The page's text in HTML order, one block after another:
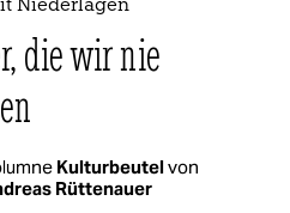
Niederlagen
die wir nie
Kulturbeutelvon
Rüttenauer